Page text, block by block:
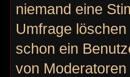
niemand eine
Umfrage
schon ein
von